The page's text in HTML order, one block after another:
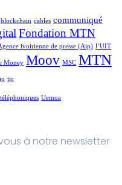
blockchain cables communiqué
Fondation MTN
ivoirienne de presse (Aip) l’UIT
Money Moov MSC MTN
tic
téléphoniques Uemoa
à notre newsletter